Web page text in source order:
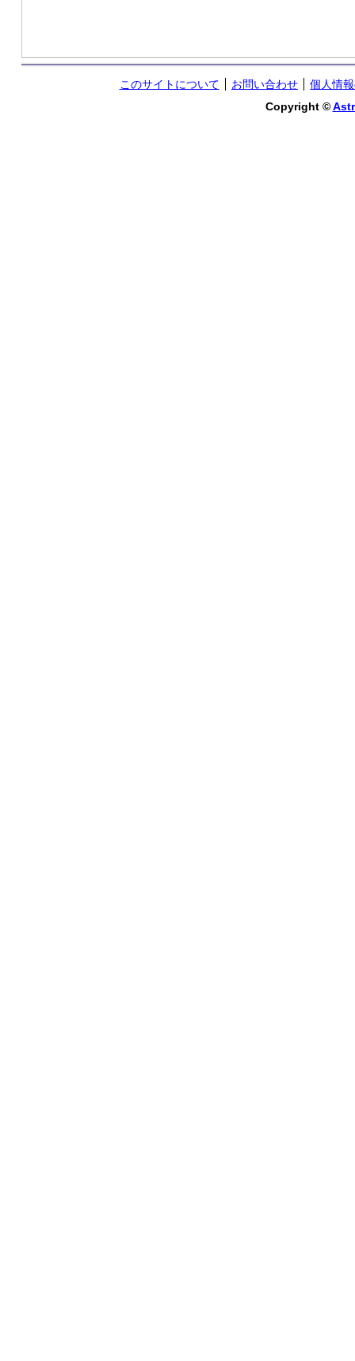
このサイトについて お問い合わせ
個人情
Copyright ©